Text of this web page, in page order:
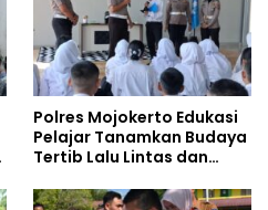
Polres Mojokerto Edukasi
Pelajar Tanamkan Budaya
Tertib Lalu Lintas dan